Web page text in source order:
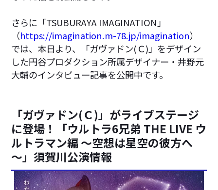
さらに「TSUBURAYA IMAGINATION」
（https://imagination.m-78.jp/imagination）
では、本日より、「ガヴァドン(Ｃ)」をデザイン
した円谷プロダクション所属デザイナー・井野元
大輔のインタビュー記事を公開中です。
「ガヴァドン(Ｃ)」がライブステージ
に登場！「ウルトラ6兄弟 THE LIVE ウ
ルトラマン編 ～空想は星空の彼方へ
～」須賀川公演情報